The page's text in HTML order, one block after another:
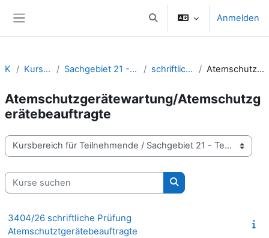
Sucheingabe umschalten
Anmelden
Kurse Kursbereich für Teilnehmende Sachgebiet 21 - Technische Lehrgänge und Gruppenführungsausbildung schriftliche Prüfungen/Lernerfolgskontrollen Atemschutzgerätewartung/Atemschutzgerätebeauftragte
Atemschutzgerätewartung/Atemschutzg
erätebeauftragte
Kursbereiche
Kurse suchen
Kurse suchen
3404/26 schriftliche Prüfung
Atemschutztgerätebeauftragte